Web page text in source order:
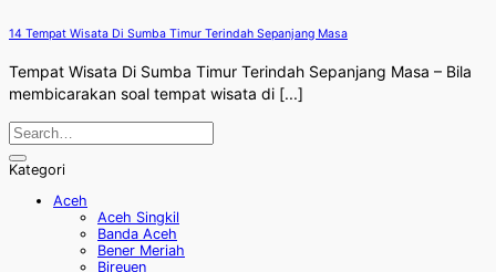
14 Tempat Wisata Di Sumba Timur Terindah Sepanjang Masa
Tempat Wisata Di Sumba Timur Terindah Sepanjang Masa – Bila
membicarakan soal tempat wisata di [...]
Kategori
Aceh
Aceh Singkil
Banda Aceh
Bener Meriah
Bireuen